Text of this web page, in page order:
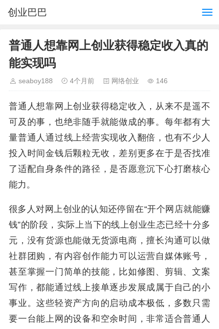
创业巴巴
普通人想靠网上创业获得稳定收入真的
能实现吗
seaboy188 4个月前 网络创业 146
普通人想靠网上创业获得稳定收入，从来不是遥不
可及的事，也绝非随手就能做成的事。每年都有大
量普通人通过线上经营实现收入翻倍，也有不少人
投入时间金钱后颗粒无收，差别更多在于是否找准
了适配自身条件的路径，是否愿意沉下心打磨核心
能力。
很多人对网上创业的认知还停留在“开个网店就能赚
钱”的阶段，实际上当下的线上创业生态已经十分多
元，没有货源也能做无货源电商，擅长沟通可以做
社群团购，有内容创作能力可以运营自媒体账号，
甚至掌握一门简单的技能，比如修图、剪辑、文案
写作，都能通过线上接单逐步发展成属于自己的小
事业。这些轻资产方向的启动成本极低，多数只需
要一台能上网的设备和空余时间，非常适合普通人